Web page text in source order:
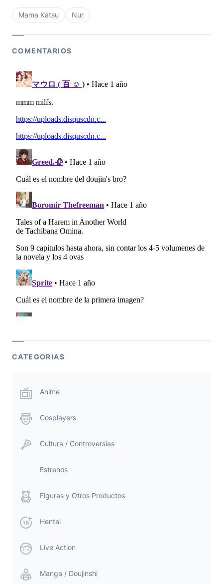
Mama Katsu Nur
COMENTARIOS
CATEGORIAS
Anime
Cosplayers
Cultura / Controversias
Estrenos
Figuras y Otros Productos
Hentai
Live Action
Manga / Doujinshi